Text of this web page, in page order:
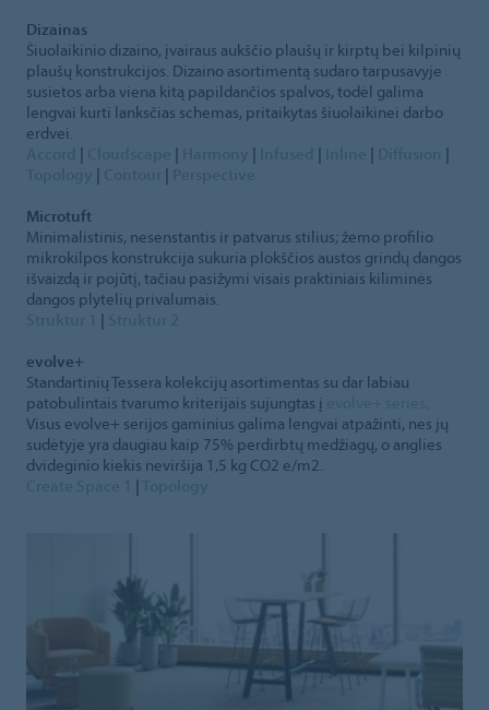
Dizainas
Šiuolaikinio dizaino, įvairaus aukščio plaušų ir kirptų bei kilpinių
plaušų konstrukcijos. Dizaino asortimentą sudaro tarpusavyje
susietos arba viena kitą papildančios spalvos, todėl galima
lengvai kurti lanksčias schemas, pritaikytas šiuolaikinei darbo
erdvei.
| | | | |
|
| |
Microtuft
Minimalistinis, nesenstantis ir patvarus stilius; žemo profilio
mikrokilpos konstrukcija sukuria plokščios austos grindų dangos
išvaizdą ir pojūtį, tačiau pasižymi visais praktiniais kiliminės
dangos plytelių privalumais.
|
evolve+
Standartinių Tessera kolekcijų asortimentas su dar labiau
patobulintais tvarumo kriterijais sujungtas į
.
Visus evolve+ serijos gaminius galima lengvai atpažinti, nes jų
sudėtyje yra daugiau kaip 75% perdirbtų medžiagų, o anglies
dvideginio kiekis neviršija 1,5 kg CO2 e/m2.
|